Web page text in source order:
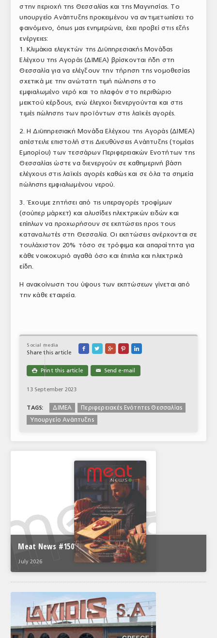
ΕΜΠΟΡΙΚΟΙ ΑΝΤΙΠΡΟΣΩΠΟΙ
ΝΟΜΟΘΕΣΙΑ
ΕΛΛΗΝΙΚΗ ΝΟΜΟΘΕΣΙΑ
ΕΥΡΩΠΑΪΚΗ ΝΟΜΟΘΕΣΙΑ
ΤΟ ΠΕΡΙΟΔΙΚΟ
Profile
ΣΥΝΕΔΡΙΟ ΚΡΕΑΤΟΣ
στην περιοχή της Θεσσαλίας και της Μαγνησίας. Το
υπουργείο Ανάπτυξης προκειμένου να αντιμετωπίσει το
φαινόμενο, όπως μας ενημερώνει, έχει προβεί στις εξής
ενέργειες:
1. Κλιμάκια ελεγκτών της Διϋπηρεσιακής Μονάδας
Ελέγχου της Αγοράς (ΔΙΜΕΑ) βρίσκονται ήδη στη
Θεσσαλία για να ελέγξουν την τήρηση της νομοθεσίας
σχετικά με την ανώτατη τιμή πώλησης στο
εμφιαλωμένο νερό και το πλαφόν στο περιθώριο
μεικτού κέρδους, ενώ έλεγχοι διενεργούνται και στις
τιμές πώλησης των προϊόντων στις λαϊκές αγορές.
2. Η Διϋπηρεσιακή Μονάδα Ελέγχου της Αγοράς (ΔΙΜΕΑ)
απέστειλε επιστολή στις Διευθύνσεις Ανάπτυξης (τομέας
Εμπορίου) των τεσσάρων Περιφερειακών Ενοτήτων της
Θεσσαλίας ώστε να διενεργούν σε καθημερινή βάση
ελέγχους στις λαϊκές αγορές καθώς και σε όλα τα σημεία
πώλησης εμφιαλωμένου νερού.
3. Έχουμε ζητήσει από τις υπεραγορές τροφίμων
(σούπερ μάρκετ) και αλυσίδες ηλεκτρικών ειδών και
επίπλων να προχωρήσουν σε εκπτώσεις προς τους
καταναλωτές στη Θεσσαλία. Οι εκπτώσεις ανέρχονται σε
τουλάχιστον 20% τόσο σε τρόφιμα και απαραίτητα για
κάθε νοικοκυριό αγαθά όσο και έπιπλα και ηλεκτρικά
είδη.
Η ανακοίνωση του ύψους των εκπτώσεων γίνεται από
την κάθε εταιρεία.
Social media
Share this article
    
 Print this article ✉ Send e-mail
13 September 2023
TAGS: ΔΙΜΕΑ
Περιφερειακές Ενότητες Θεσσαλίας
Υπουργείο Ανάπτυξης
Meat News #150
July 2026